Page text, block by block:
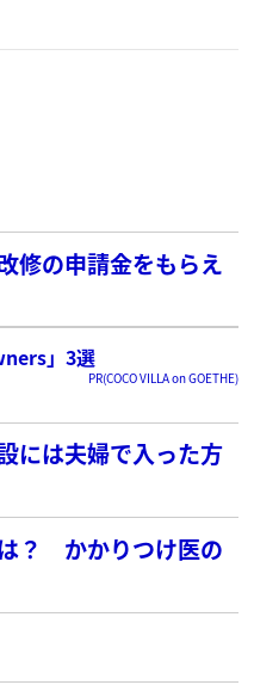
修の申請金をもらえ
」3選
PR(COCO VILLA on GOETHE)
には夫婦で入った方
？ かかりつけ医の